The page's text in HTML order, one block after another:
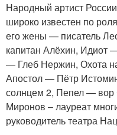
Народный артист
широко известен по
его жены — писатель
капитан Алёхин, Идиот
— Глеб Нержин, Охота
Апостол — Пётр
солнцем 2, Пепел — вор
Миронов – лауреат
руководитель театра